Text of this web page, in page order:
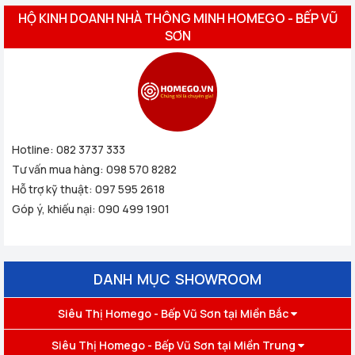
HỘ KINH DOANH NHÀ THÔNG MINH HOMEGO - BẾP VŨ
SƠN
Hotline: 082 3737 333
Tư vấn mua hàng: 098 570 8282
Hỗ trợ kỹ thuật: 097 595 2618
Góp ý, khiếu nại: 090 499 1901
DANH MỤC SHOWROOM
Siêu Thị Homego - Bếp Vũ Sơn tại Miền Bắc
Siêu Thị Homego - Bếp Vũ Sơn tại Miền Trung